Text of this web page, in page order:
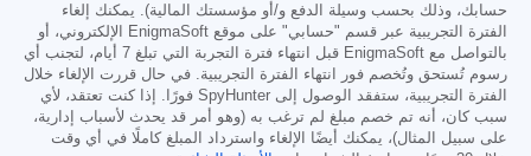
حسابك، وذلك بحسب وسيلة الدفع و/أو مؤسستك المالية). يمكنك إلغاء
الفترة التجريبية عبر قسم "حسابي" على موقع EnigmaSoft الإلكتروني، أو
بالتواصل مع EnigmaSoft قبل انتهاء فترة التجربة التي تبلغ 7 أيام، لتجنب أي
رسوم تُستحق وتُخصم فور انتهاء الفترة التجريبية. في حال قررت الإلغاء خلال
الفترة التجريبية، ستفقد الوصول إلى SpyHunter فورًا. إذا كنت تعتقد، لأي
سبب كان، أنه تم خصم مبلغ لم ترغب به (وهو أمر قد يحدث لأسباب إدارية،
على سبيل المثال)، يمكنك أيضًا الإلغاء واسترداد المبلغ كاملًا في أي وقت